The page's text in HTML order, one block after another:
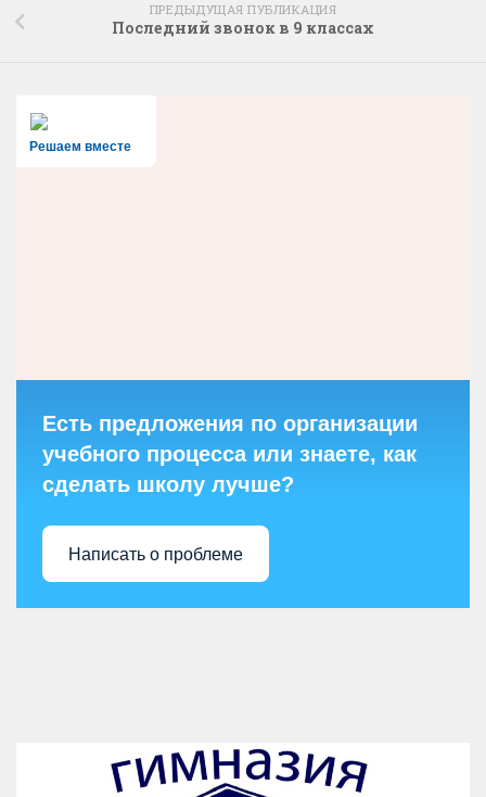
ПРЕДЫДУЩАЯ ПУБЛИКАЦИЯ
Последний звонок в 9 классах
Решаем вместе
Есть предложения по организации
учебного процесса или знаете, как
сделать школу лучше?
Написать о проблеме